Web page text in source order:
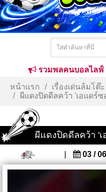
รวมพลคนบอลไลฟ์
หน้าแรก
เรื่องเด่นล้มโต๊ะ
ผีแดงปิดดีลคว้า 'เอแดร์
ผีแดงปิดดีลคว้า '
03 /